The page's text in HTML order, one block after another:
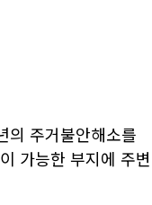
의 주거불안해소를
가능한 부지에 주변